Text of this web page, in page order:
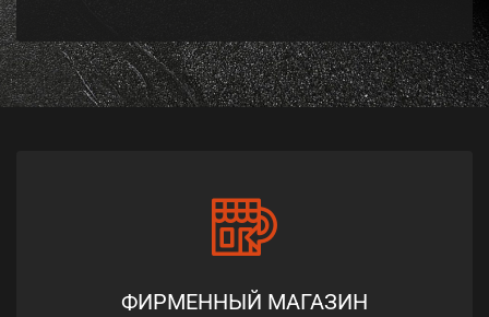
ФИРМЕННЫЙ МАГАЗИН